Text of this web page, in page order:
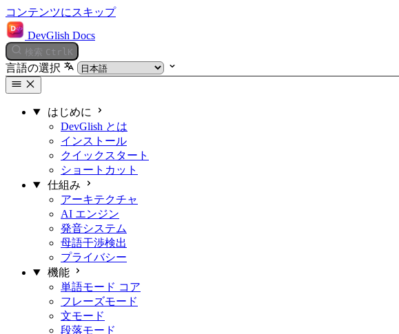
コンテンツにスキップ
DevGlish Docs
検索 Ctrl K
言語の選択
はじめに
DevGlish とは
インストール
クイックスタート
ショートカット
仕組み
アーキテクチャ
AI エンジン
発音システム
母語干渉検出
プライバシー
機能
単語モード コア
フレーズモード
文モード
段落モード